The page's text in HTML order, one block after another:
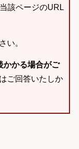
該ページのURL
い。
かかる場合がご
ご回答いたしか